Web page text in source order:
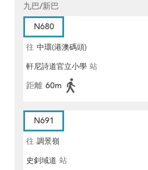
九巴/新巴
N680
往 中環(港澳碼頭)
軒尼詩道官立小學 站
距離 60m
N691
往 調景嶺
史釗域道 站